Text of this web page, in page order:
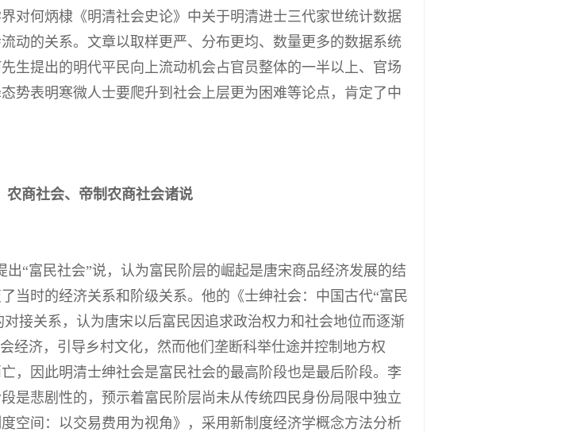
对何炳棣《明清社会史论》中关于明清进士三代家世统计数据
动的关系。文章以取样更严、分布更均、数量更多的数据系统
生提出的明代平民向上流动机会占官员整体的一半以上、官场
势表明寒微人士要爬升到社会上层更为困难等论点，肯定了中
农商社会、帝制农商社会诸说
“富民社会”说，认为富民阶层的崛起是唐宋商品经济发展的结
当时的经济关系和阶级关系。他的《士绅社会：中国古代“富民
接关系，认为唐宋以后富民因追求政治权力和社会地位而逐渐
经济，引导乡村文化，然而他们垄断科举仕途并控制地方权
，因此明清士绅社会是富民社会的最高阶段也是最后阶段。李
是悲剧性的，预示着富民阶层尚未从传统四民身份局限中独立
空间：以交易费用为视角》，采用新制度经济学概念方法分析